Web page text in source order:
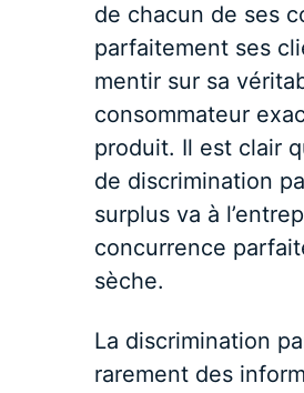
de chacun de ses
parfaitement ses
mentir sur sa
consommateur
produit. Il est clair
de discrimination
surplus va à
concurrence
sèche.
La discrimination
rarement des